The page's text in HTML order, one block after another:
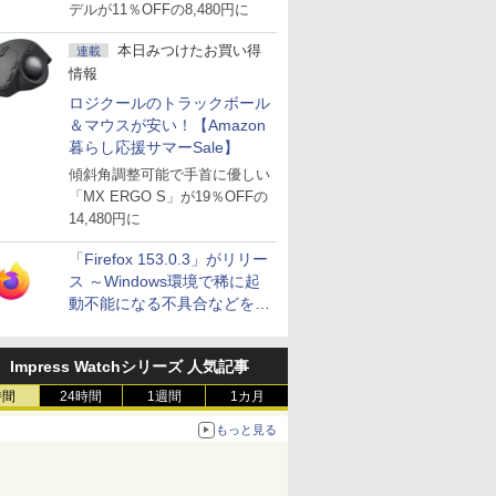
デルが11％OFFの8,480円に
連載
本日みつけたお買い得
情報
ロジクールのトラックボール
＆マウスが安い！【Amazon
暮らし応援サマーSale】
傾斜角調整可能で手首に優しい
「MX ERGO S」が19％OFFの
14,480円に
「Firefox 153.0.3」がリリー
ス ～Windows環境で稀に起
動不能になる不具合などを解
Impress Watchシリーズ 人気記事
24時間 1週間 1カ月
もっと見る